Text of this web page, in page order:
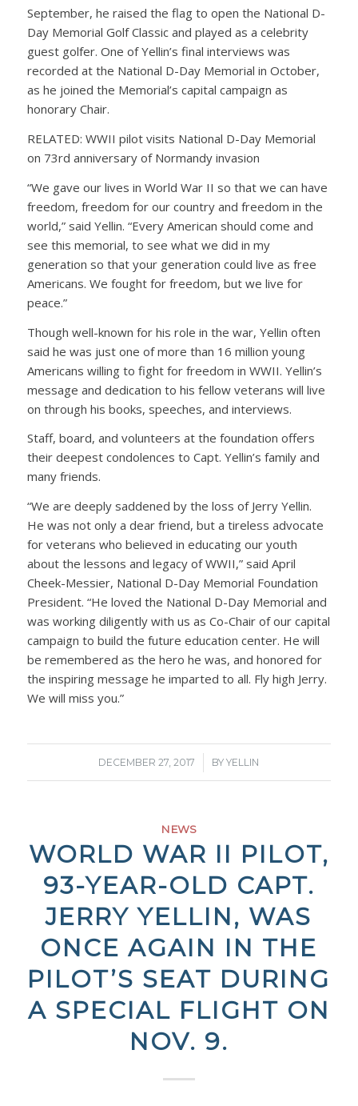
September, he raised the flag to open the National D-
Day Memorial Golf Classic and played as a celebrity
guest golfer. One of Yellin’s final interviews was
recorded at the National D-Day Memorial in October,
as he joined the Memorial’s capital campaign as
honorary Chair.
RELATED: WWII pilot visits National D-Day Memorial
on 73rd anniversary of Normandy invasion
“We gave our lives in World War II so that we can have
freedom, freedom for our country and freedom in the
world,” said Yellin. “Every American should come and
see this memorial, to see what we did in my
generation so that your generation could live as free
Americans. We fought for freedom, but we live for
peace.”
Though well-known for his role in the war, Yellin often
said he was just one of more than 16 million young
Americans willing to fight for freedom in WWII. Yellin’s
message and dedication to his fellow veterans will live
on through his books, speeches, and interviews.
Staff, board, and volunteers at the foundation offers
their deepest condolences to Capt. Yellin’s family and
many friends.
“We are deeply saddened by the loss of Jerry Yellin.
He was not only a dear friend, but a tireless advocate
for veterans who believed in educating our youth
about the lessons and legacy of WWII,” said April
Cheek-Messier, National D-Day Memorial Foundation
President. “He loved the National D-Day Memorial and
was working diligently with us as Co-Chair of our capital
campaign to build the future education center. He will
be remembered as the hero he was, and honored for
the inspiring message he imparted to all. Fly high Jerry.
We will miss you.”
DECEMBER 27, 2017
/ BYYELLIN
NEWS
WORLD WAR II PILOT,
93-YEAR-OLD CAPT.
JERRY YELLIN, WAS
ONCE AGAIN IN THE
PILOT’S SEAT DURING
A SPECIAL FLIGHT ON
NOV. 9.